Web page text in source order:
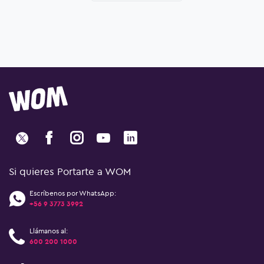
Si quieres Portarte a WOM
Escríbenos por WhatsApp:
+56 9 3773 3992
Llámanos al:
600 200 1000